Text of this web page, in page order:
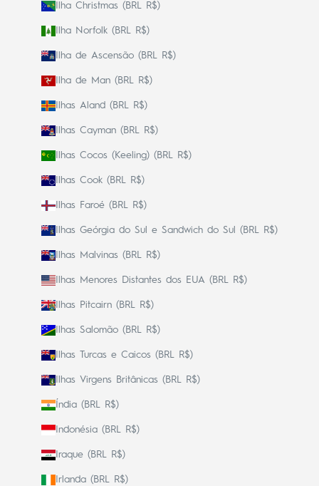
Ilha Christmas (BRL R$)
Ilha Norfolk (BRL R$)
Ilha de Ascensão (BRL R$)
Ilha de Man (BRL R$)
Ilhas Aland (BRL R$)
Ilhas Cayman (BRL R$)
Ilhas Cocos (Keeling) (BRL R$)
Ilhas Cook (BRL R$)
Ilhas Faroé (BRL R$)
Ilhas Geórgia do Sul e Sandwich do Sul (BRL R$)
Ilhas Malvinas (BRL R$)
Ilhas Menores Distantes dos EUA (BRL R$)
Ilhas Pitcairn (BRL R$)
Ilhas Salomão (BRL R$)
Ilhas Turcas e Caicos (BRL R$)
Ilhas Virgens Britânicas (BRL R$)
Índia (BRL R$)
Indonésia (BRL R$)
Iraque (BRL R$)
Irlanda (BRL R$)